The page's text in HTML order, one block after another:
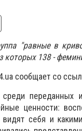
"равные в
которых 138 -
сообщает со
переданных
ценности:
себя и